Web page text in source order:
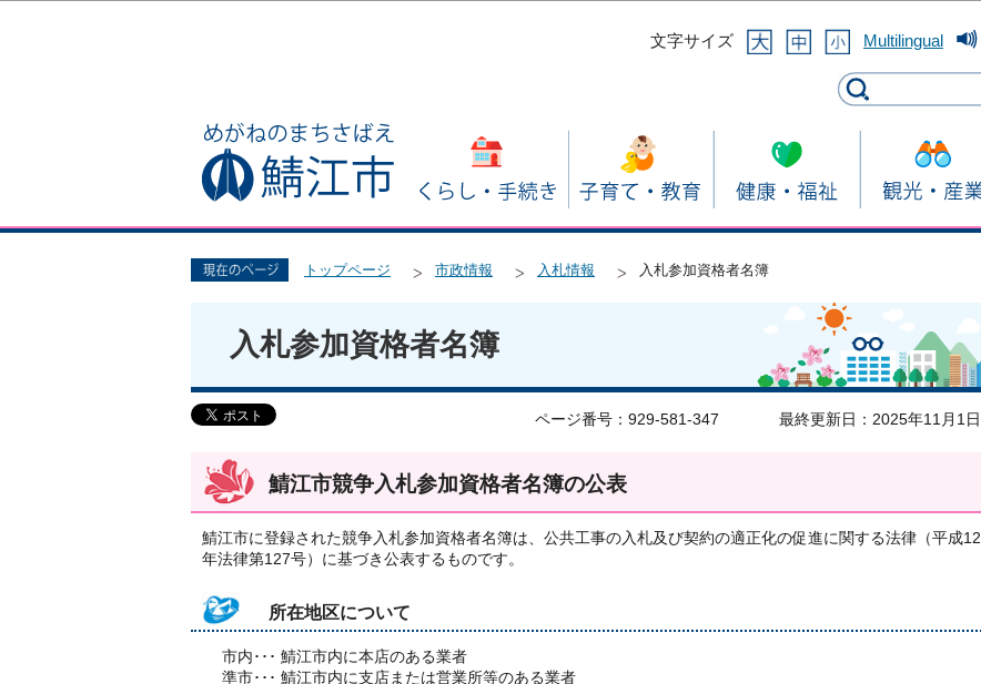
文字サイズ
Multilingual
トップページ 市政情報 入札情報 入札参加資格者名簿
入札参加資格者名簿
ページ番号：929-581-347 最終更新日：2025年11月1日
鯖江市競争入札参加資格者名簿の公表
鯖江市に登録された競争入札参加資格者名簿は、公共工事の入札及び契約の適正化の促進に関する法律（平成12
年法律第127号）に基づき公表するものです。
所在地区について
市内･･･ 鯖江市内に本店のある業者
準市･･･ 鯖江市内に支店または営業所等のある業者